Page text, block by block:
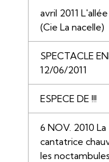
avril 2011
(Cie La nacelle)
SPECTACLE
12/06/2011
ESPECE DE !!!
6 NOV. 2010 La
cantatrice
les